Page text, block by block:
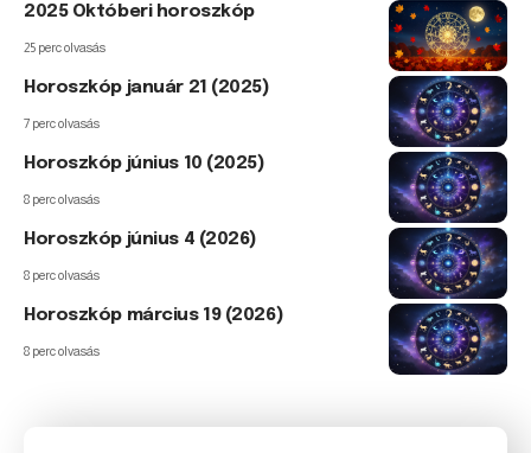
2025 Októberi horoszkóp
25 perc olvasás
Horoszkóp január 21 (2025)
7 perc olvasás
Horoszkóp június 10 (2025)
8 perc olvasás
Horoszkóp június 4 (2026)
8 perc olvasás
Horoszkóp március 19 (2026)
8 perc olvasás